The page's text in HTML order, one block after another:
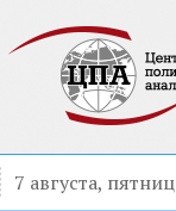
7 августа,